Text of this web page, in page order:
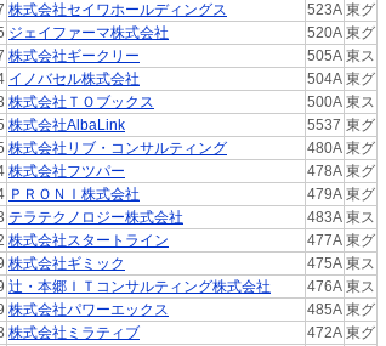
株式会社セイワホールディングス 523A 東グ
ジェイファーマ株式会社 520A 東グ
株式会社ギークリー 505A 東ス
イノバセル株式会社 504A 東グ
株式会社ＴＯブックス 500A 東ス
株式会社AlbaLink 5537 東グ
株式会社リブ・コンサルティング 480A 東グ
株式会社フツパー 478A 東グ
ＰＲＯＮＩ株式会社 479A 東グ
テラテクノロジー株式会社 483A 東ス
株式会社スタートライン 477A 東グ
株式会社ギミック 475A 東ス
辻・本郷ＩＴコンサルティング株式会社 476A 東ス
株式会社パワーエックス 485A 東グ
株式会社ミラティブ 472A 東グ